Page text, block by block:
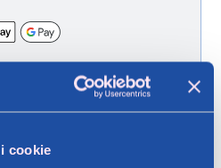
cookie
per i clienti registrati